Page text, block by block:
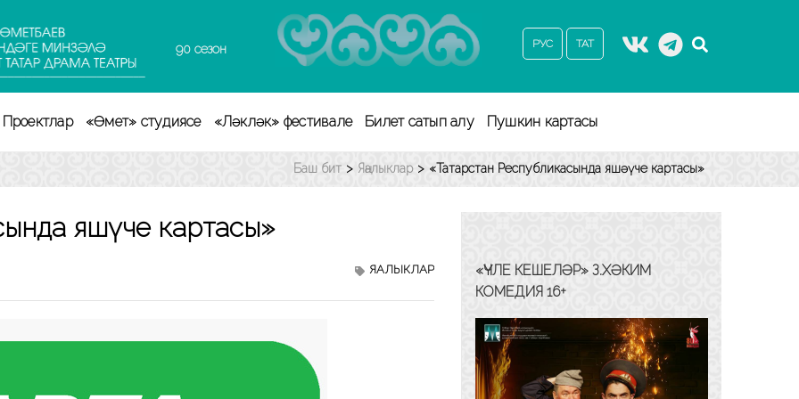
90 сезон РУС ТАТ
Проектлар «Өмет» студиясе «Ләкләк» фестивале Билет сатып алу Пушкин картасы
Баш бит > Яңалыклар > «Татарстан Республикасында яшәүче картасы»
яшәүче картасы»
ЯҢАЛЫКЛАР
«ҮЧЛЕ КЕШЕЛӘР» З.ХӘКИМ
КОМЕДИЯ 16+